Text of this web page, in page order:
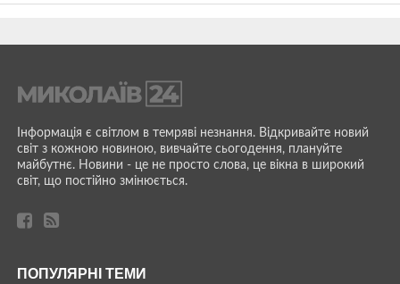
Інформація є світлом в темряві незнання. Відкривайте новий
світ з кожною новиною, вивчайте сьогодення, плануйте
майбутнє. Новини - це не просто слова, це вікна в широкий
світ, що постійно змінюється.
ПОПУЛЯРНІ ТЕМИ